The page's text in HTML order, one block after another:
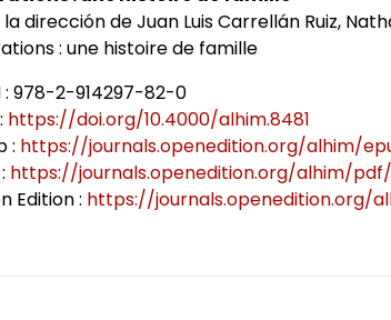
Axes de recherche 2013-2018
Projets et réseaux de recherche
Laboratoire junior
Jeunes docteurs et anciens diplômés
École doctorale
Masters adossés au LER
Bibliothèques universitaires
Colloques
Soutenances de doctorat
Soutenances HDR
RITA
Collection HAL
Le LER sur Vimeo
la dirección de Juan Luis Carrellán Ruiz,
: une histoire de famille
: 978-2-914297-82-0
https://doi.org/10.4000/alhim.8481
: https://journals.openedition.org/alhim/
https://journals.openedition.org/alhim/pdf/
Edition : https://journals.openedition.org/